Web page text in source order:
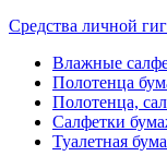
Средства личной
Влажные
Полотенца
Полотенца,
Салфетки
Туалетная